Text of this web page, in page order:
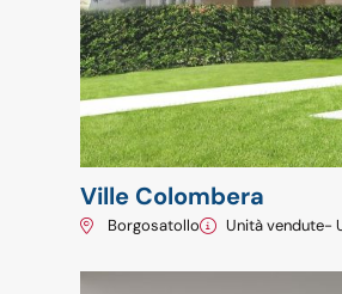
Ville Colombera
Borgosatollo Unità vendute-